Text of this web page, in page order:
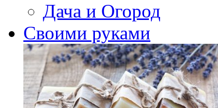
Дача и Огород
Своими руками